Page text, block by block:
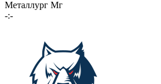
Металлург Мг
-:-